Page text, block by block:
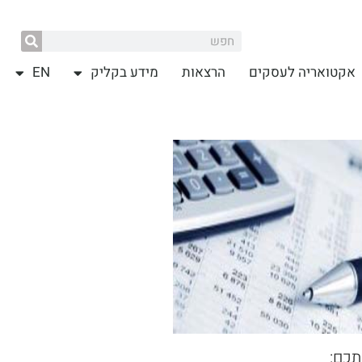
אקטואריה לעסקים הרצאות מידע בקליק EN